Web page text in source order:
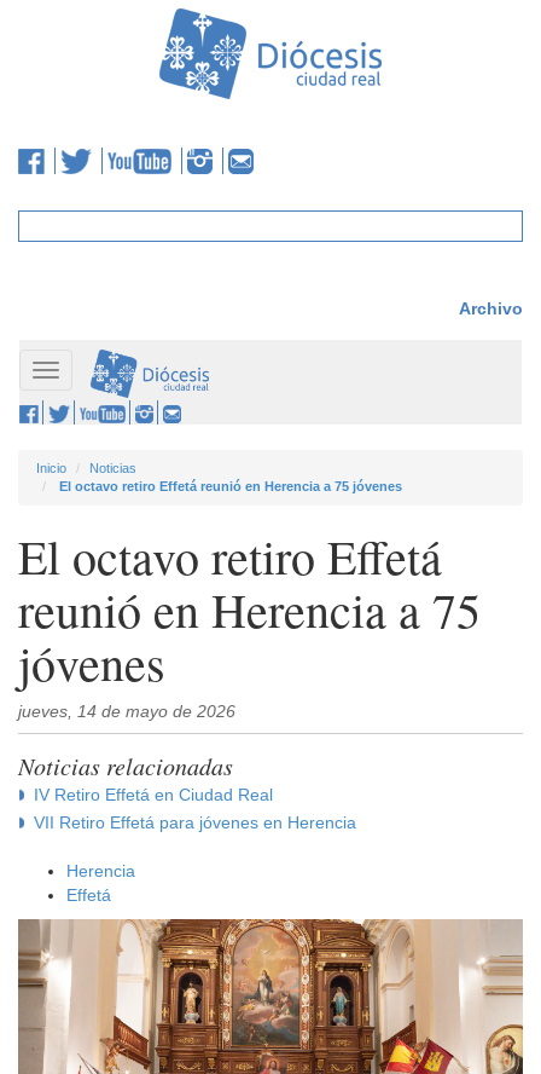
Archivo
Toggle
navigation
Inicio
Noticias
El octavo retiro Effetá reunió en Herencia a 75 jóvenes
El octavo retiro Effetá
reunió en Herencia a 75
jóvenes
jueves, 14 de mayo de 2026
Noticias relacionadas
IV Retiro Effetá en Ciudad Real
VII Retiro Effetá para jóvenes en Herencia
Herencia
Effetá